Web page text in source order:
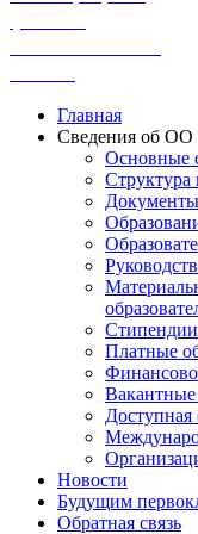
Главная
Сведения об ОО
Основные
Структура
Документы
Платные
Вакантные
Доступная
Новости
Будущим
Обратная связь